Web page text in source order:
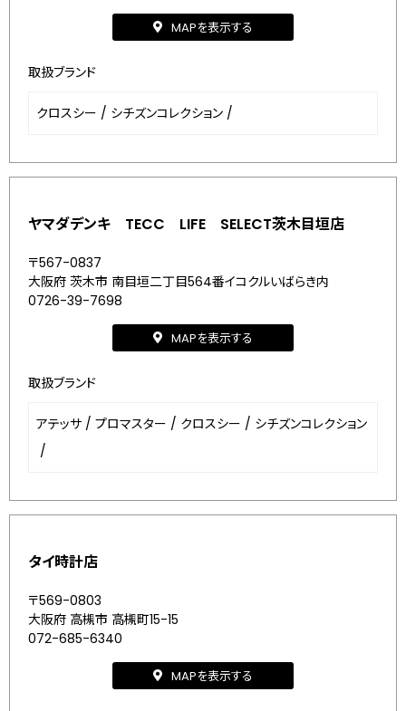
MAPを表示する
取扱ブランド
クロスシー / シチズンコレクション /
ヤマダデンキ TECC LIFE SELECT茨木目垣店
〒567-0837
大阪府 茨木市 南目垣二丁目564番イコクルいばらき内
0726-39-7698
MAPを表示する
取扱ブランド
アテッサ / プロマスター / クロスシー / シチズンコレクション
/
タイ時計店
〒569-0803
大阪府 高槻市 高槻町15-15
072-685-6340
MAPを表示する